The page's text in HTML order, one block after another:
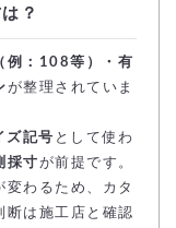
？
例：108等）・有
が整理されていま
ズ記号 として使わ
採寸が前提です。
変わるため、カタ
断は施工店と確認